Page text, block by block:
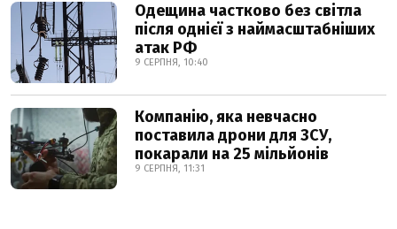
Одещина частково без світла
після однієї з наймасштабніших
атак РФ
9 СЕРПНЯ, 10:40
Компанію, яка невчасно
поставила дрони для ЗСУ,
покарали на 25 мільйонів
9 СЕРПНЯ, 11:31